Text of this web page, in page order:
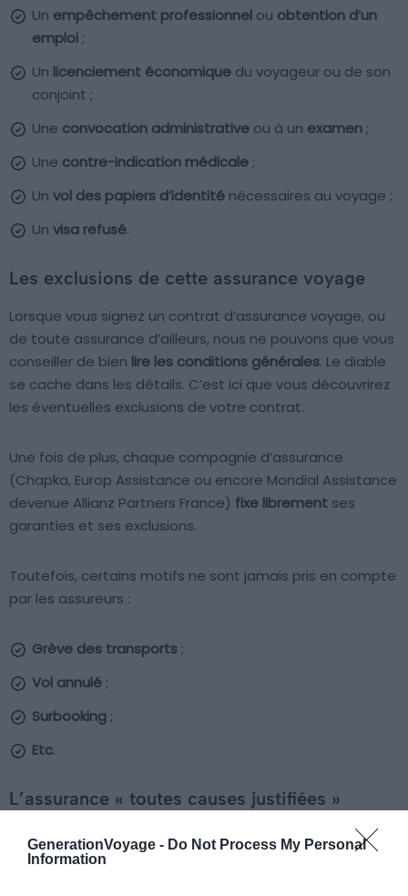
GenerationVoyage - Do Not Process My Personal
Information
Un empêchement professionnel ou obtention d’un
emploi ;
Un licenciement économique du voyageur ou de son
conjoint ;
Une convocation administrative ou à un examen ;
Une contre-indication médicale ;
Un vol des papiers d’identité nécessaires au voyage ;
Un visa refusé.
Les exclusions de cette assurance voyage
Lorsque vous signez un contrat d’assurance voyage, ou
de toute assurance d’ailleurs, nous ne pouvons que vous
conseiller de bien lire les conditions générales. Le diable
se cache dans les détails. C’est ici que vous découvrirez
les éventuelles exclusions de votre contrat.
Une fois de plus, chaque compagnie d’assurance
(Chapka, Europ Assistance ou encore Mondial Assistance
devenue Allianz Partners France) fixe librement ses
garanties et ses exclusions.
Toutefois, certains motifs ne sont jamais pris en compte
par les assureurs :
Grève des transports ;
Vol annulé ;
Surbooking ;
Etc.
L’assurance « toutes causes justifiées »
Moyennant un coût supérieur, certaines assurances
d’annulation voyage vous proposent une indemnisation